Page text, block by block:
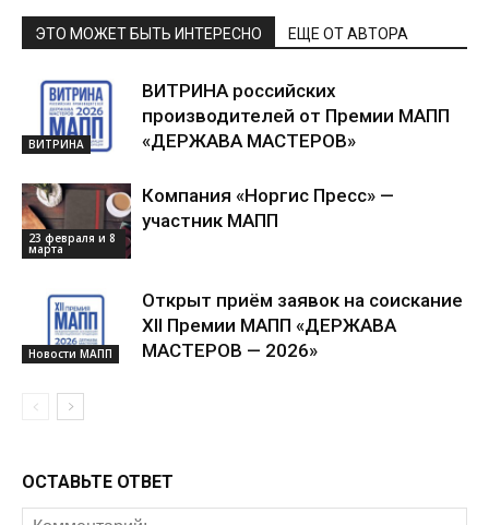
ЭТО МОЖЕТ БЫТЬ ИНТЕРЕСНО ЕЩЕ ОТ АВТОРА
ВИТРИНА
ВИТРИНА российских
производителей от Премии МАПП
«ДЕРЖАВА МАСТЕРОВ»
23 февраля и 8
марта
Компания «Норгис Пресс» —
участник МАПП
Новости МАПП
Открыт приём заявок на соискание
XII Премии МАПП «ДЕРЖАВА
МАСТЕРОВ — 2026»
ОСТАВЬТЕ ОТВЕТ